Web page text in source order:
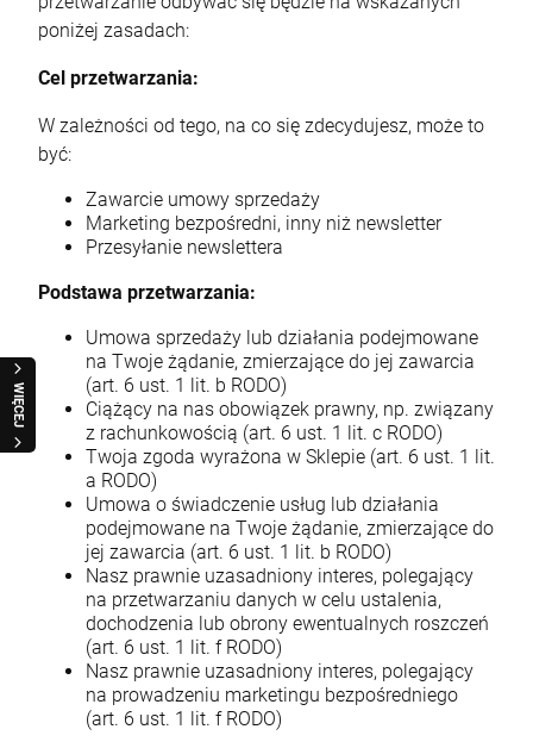
WIĘCEJ
poniżej zasadach:
Cel przetwarzania:
W zależności od tego, na co się zdecydujesz, może to
być:
Zawarcie umowy sprzedaży
Marketing bezpośredni, inny niż newsletter
Przesyłanie newslettera
Podstawa przetwarzania:
Umowa sprzedaży lub działania podejmowane
na Twoje żądanie, zmierzające do jej zawarcia
(art. 6 ust. 1 lit. b RODO)
Ciążący na nas obowiązek prawny, np. związany
z rachunkowością (art. 6 ust. 1 lit. c RODO)
Twoja zgoda wyrażona w Sklepie (art. 6 ust. 1 lit.
a RODO)
Umowa o świadczenie usług lub działania
podejmowane na Twoje żądanie, zmierzające do
jej zawarcia (art. 6 ust. 1 lit. b RODO)
Nasz prawnie uzasadniony interes, polegający
na przetwarzaniu danych w celu ustalenia,
dochodzenia lub obrony ewentualnych roszczeń
(art. 6 ust. 1 lit. f RODO)
Nasz prawnie uzasadniony interes, polegający
na prowadzeniu marketingu bezpośredniego
(art. 6 ust. 1 lit. f RODO)